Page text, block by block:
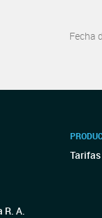
Fecha
R. A.